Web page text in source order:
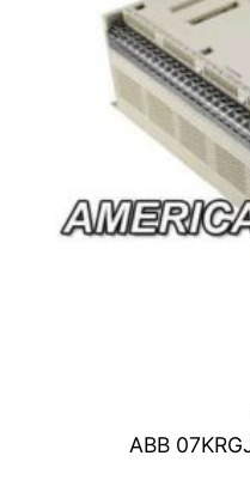
ABB